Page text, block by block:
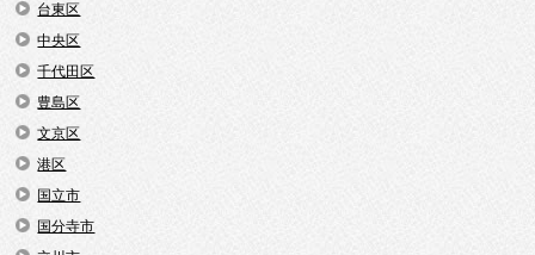
台東区
中央区
千代田区
豊島区
文京区
港区
国立市
国分寺市